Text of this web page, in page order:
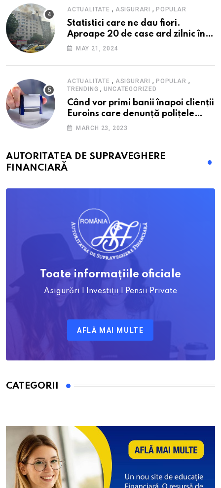
ACTUALITATE , ASIGURARI ,POPULAR
Statistici care ne dau fiori.
Aproape 20 de case ard zilnic în
România, iar pagubele au
nici 40 de lei pe lună
MAY 21, 2024
ACTUALITATE , ASIGURARI ,POPULAR ,
TRENDING ,UNCATEGORIZED
Când vor primi banii înapoi clienții
Euroins care denunță polițele
RCA? Toți pașii și toate termenele
MARCH 23, 2023
AUTORITATEA DE SUPRAVEGHERE
FINANCIARĂ
Toate informațiile oficiale
Asigurări | Investiții | Pensii Private
AFLĂ MAI MULTE
CATEGORII